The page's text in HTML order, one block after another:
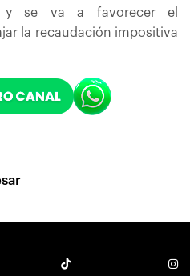
y se va a favorecer el
la recaudación impositiva